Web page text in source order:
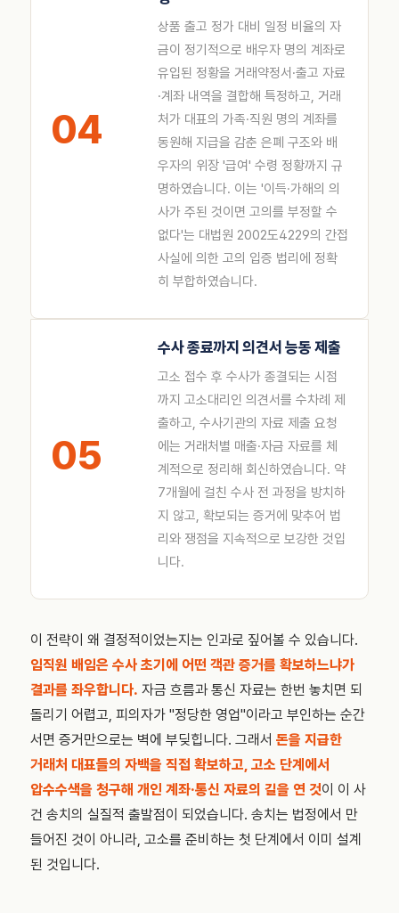
04
상품 출고 정가 대비 일정 비율의 자
금이 정기적으로 배우자 명의 계좌로
유입된 정황을 거래약정서·출고 자료
·계좌 내역을 결합해 특정하고, 거래
처가 대표의 가족·직원 명의 계좌를
동원해 지급을 감춘 은폐 구조와 배
우자의 위장 '급여' 수령 정황까지 규
명하였습니다. 이는 '이득·가해의 의
사가 주된 것이면 고의를 부정할 수
없다'는 대법원 2002도4229의 간접
사실에 의한 고의 입증 법리에 정확
히 부합하였습니다.
05
수사 종료까지 의견서 능동 제출
고소 접수 후 수사가 종결되는 시점
까지 고소대리인 의견서를 수차례 제
출하고, 수사기관의 자료 제출 요청
에는 거래처별 매출·자금 자료를 체
계적으로 정리해 회신하였습니다. 약
7개월에 걸친 수사 전 과정을 방치하
지 않고, 확보되는 증거에 맞추어 법
리와 쟁점을 지속적으로 보강한 것입
니다.
이 전략이 왜 결정적이었는지는 인과로 짚어볼 수 있습니다.
임직원 배임은 수사 초기에 어떤 객관 증거를 확보하느냐가
결과를 좌우합니다. 자금 흐름과 통신 자료는 한번 놓치면 되
돌리기 어렵고, 피의자가 "정당한 영업"이라고 부인하는 순간
서면 증거만으로는 벽에 부딪힙니다. 그래서 돈을 지급한
거래처 대표들의 자백을 직접 확보하고, 고소 단계에서
압수수색을 청구해 개인 계좌·통신 자료의 길을 연 것이 이 사
건 송치의 실질적 출발점이 되었습니다. 송치는 법정에서 만
들어진 것이 아니라, 고소를 준비하는 첫 단계에서 이미 설계
된 것입니다.